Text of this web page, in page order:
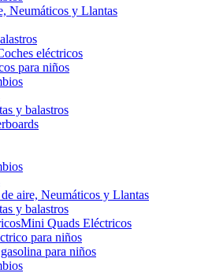
Neumáticos y Llantas
eléctricos
para niños
y balastros
aire, Neumáticos y Llantas
y balastros
Mini Quads Eléctricos
para niños
para niños